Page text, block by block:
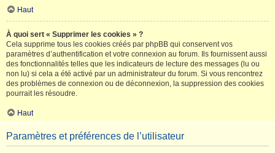
Haut
À quoi sert « Supprimer les cookies » ?
Cela supprime tous les cookies créés par phpBB qui conservent vos
paramètres d’authentification et votre connexion au forum. Ils fournissent aussi
des fonctionnalités telles que les indicateurs de lecture des messages (lu ou
non lu) si cela a été activé par un administrateur du forum. Si vous rencontrez
des problèmes de connexion ou de déconnexion, la suppression des cookies
pourrait les résoudre.
Haut
Paramètres et préférences de l’utilisateur